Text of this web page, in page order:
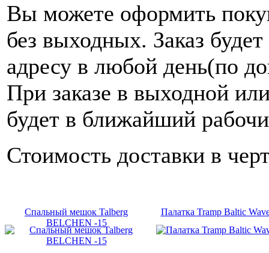
Вы можете оформить
без выходных. Заказ
адресу в любой день(по
При заказе в выходной
будет в ближайший
Стоимость доставки в
Спальный мешок Talberg
BELCHEN -15
Палатка Tramp Baltic